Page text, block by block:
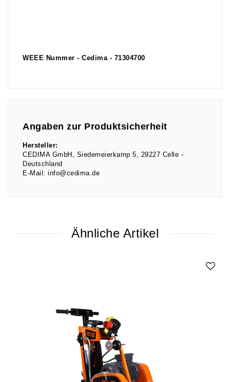
WEEE Nummer - Cedima - 71304700
Angaben zur Produktsicherheit
Hersteller:
CEDIMA GmbH
Siedemeierkamp 5 29227 Celle
Deutschland
E-Mail: info@cedima.de
Ähnliche Artikel